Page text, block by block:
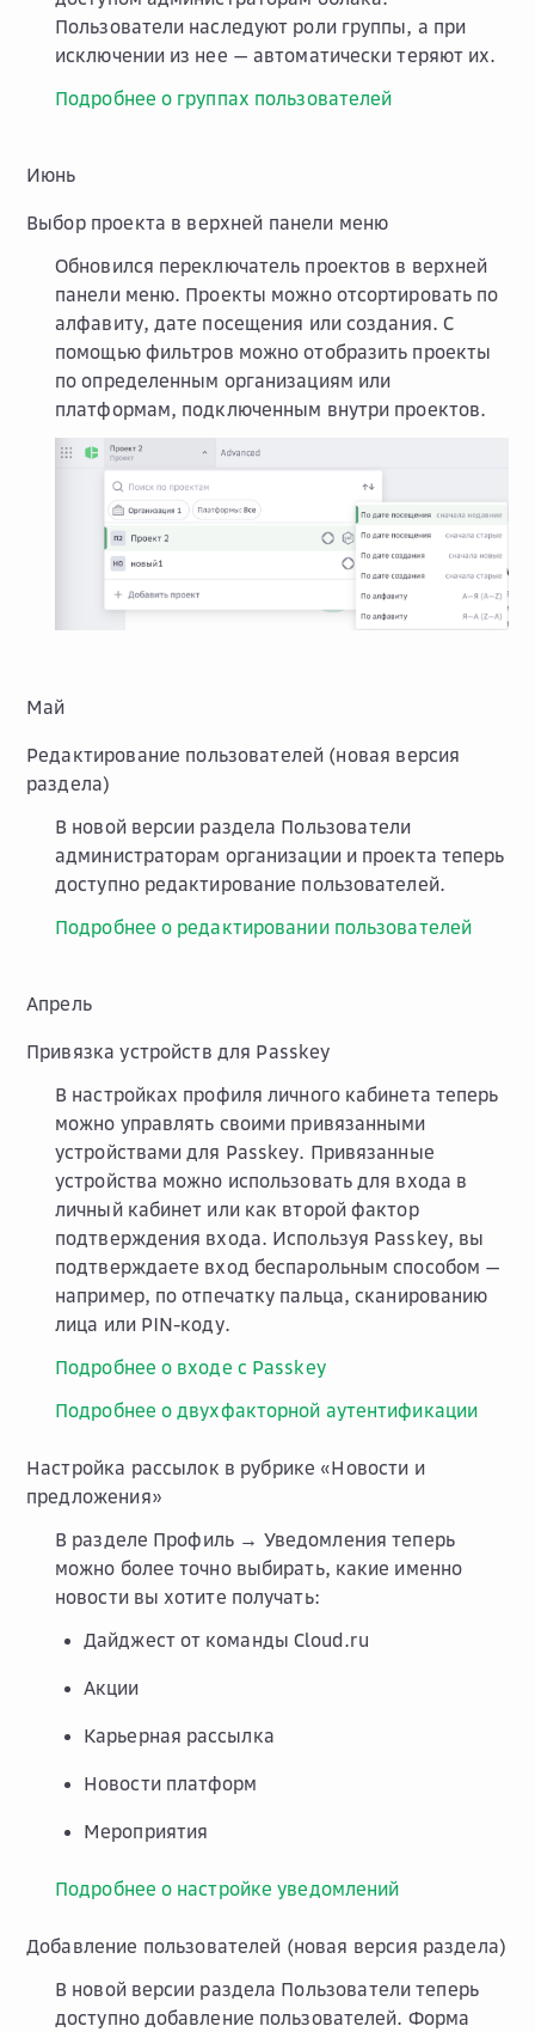
Пользователи наследуют роли группы, а при
исключении из нее — автоматически теряют их.
Подробнее о группах пользователей
Июнь
Выбор проекта в верхней панели меню
Обновился переключатель проектов в верхней
панели меню. Проекты можно отсортировать по
алфавиту, дате посещения или создания. С
помощью фильтров можно отобразить проекты
по определенным организациям или
платформам, подключенным внутри проектов.
Май
Редактирование пользователей (новая версия
раздела)
В новой версии раздела Пользователи
администраторам организации и проекта теперь
доступно редактирование пользователей.
Подробнее о редактировании пользователей
Апрель
Привязка устройств для Passkey
В настройках профиля личного кабинета теперь
можно управлять своими привязанными
устройствами для Passkey. Привязанные
устройства можно использовать для входа в
личный кабинет или как второй фактор
подтверждения входа. Используя Passkey, вы
подтверждаете вход беспарольным способом —
например, по отпечатку пальца, сканированию
лица или PIN-коду.
Подробнее о входе с Passkey
Подробнее о двухфакторной аутентификации
Настройка рассылок в рубрике «Новости и
предложения»
В разделе Профиль → Уведомления теперь
можно более точно выбирать, какие именно
новости вы хотите получать:
Дайджест от команды Cloud.ru
Акции
Карьерная рассылка
Новости платформ
Мероприятия
Подробнее о настройке уведомлений
Добавление пользователей (новая версия раздела)
В новой версии раздела Пользователи теперь
доступно добавление пользователей. Форма